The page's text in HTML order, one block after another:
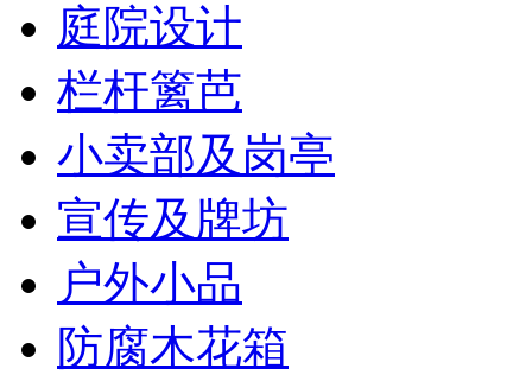
庭院设计
栏杆篱芭
小卖部及岗亭
宣传及牌坊
户外小品
防腐木花箱